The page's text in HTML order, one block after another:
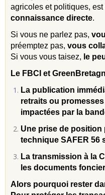
agricoles et politiques, est
connaissance directe.
Si vous ne parlez pas,
préemptez pas, vous
Si vous vous taisez, le
Le FBCI et
La publication
retraits ou
impactées par la
Une prise de
technique SAFER 56
La transmission à la
les documents
Alors pourquoi rester